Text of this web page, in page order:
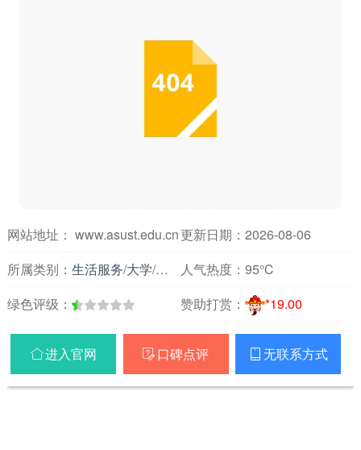
网站地址： www.asust.edu.cn更新日期：2026-08-06
所属类别： 生活服务/大学/辽宁 人气热度： 95℃
绿色评级：
赞助打赏： *19.00
进入官网  口碑点评  无联系方式